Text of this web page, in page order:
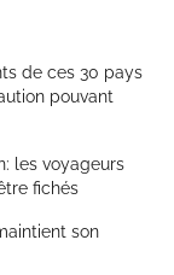
de ces 30 pays
pouvant
les voyageurs
fichés
son